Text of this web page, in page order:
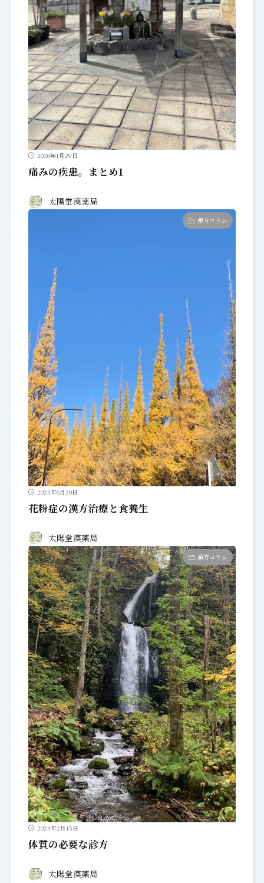
2026年1月29日
痛みの疾患。まとめ1
太陽堂漢薬局
漢方コラム
2023年6月20日
花粉症の漢方治療と食養生
太陽堂漢薬局
漢方コラム
2023年2月15日
体質の必要な診方
太陽堂漢薬局